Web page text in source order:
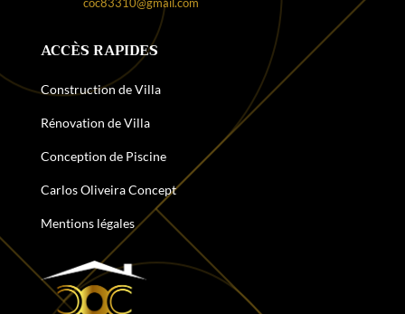
ACCÈS RAPIDES
Construction de Villa
Rénovation de Villa
Conception de Piscine
Carlos Oliveira Concept
Mentions légales